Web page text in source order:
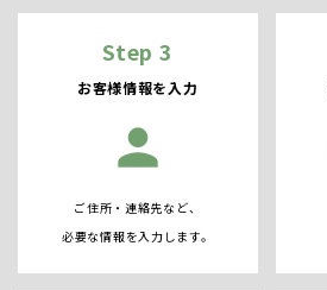
Step 3
お客様情報を入力
person
ご住所・連絡先など、
必要な情報を入力します。